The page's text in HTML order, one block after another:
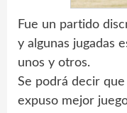
Fue un partido
y algunas jugadas
unos y otros.
Se podrá decir
expuso mejor